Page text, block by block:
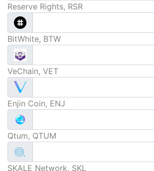
Reserve Rights, RSR
BitWhite, BTW
VeChain, VET
Enjin Coin, ENJ
Qtum, QTUM
SKALE Network, SKL